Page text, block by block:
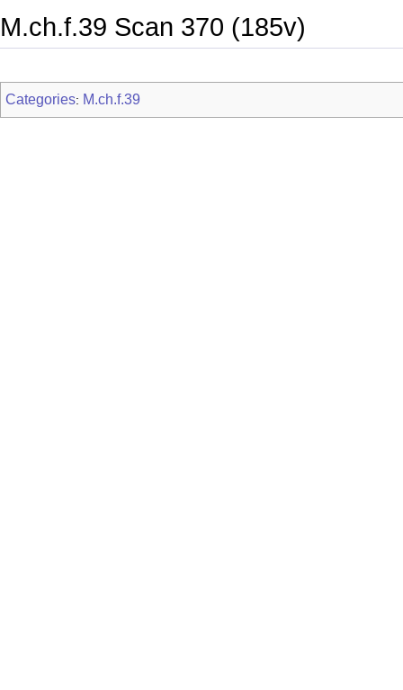
M.ch.f.39 Scan 370 (185v)
Categories: M.ch.f.39